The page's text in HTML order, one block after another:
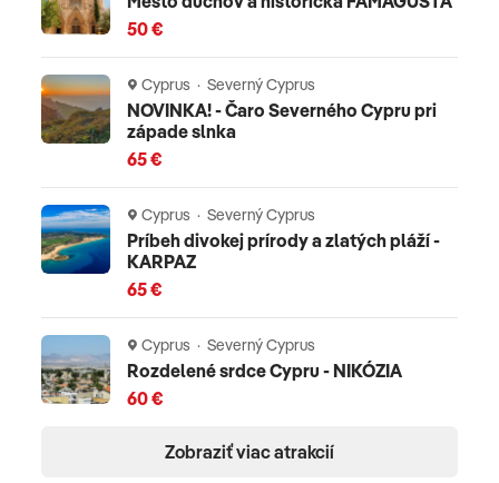
50 €
Cyprus · Severný Cyprus
NOVINKA! - Čaro Severného Cypru pri
západe slnka
65 €
Cyprus · Severný Cyprus
Príbeh divokej prírody a zlatých pláží -
KARPAZ
65 €
Cyprus · Severný Cyprus
Rozdelené srdce Cypru - NIKÓZIA
60 €
Zobraziť viac atrakcií